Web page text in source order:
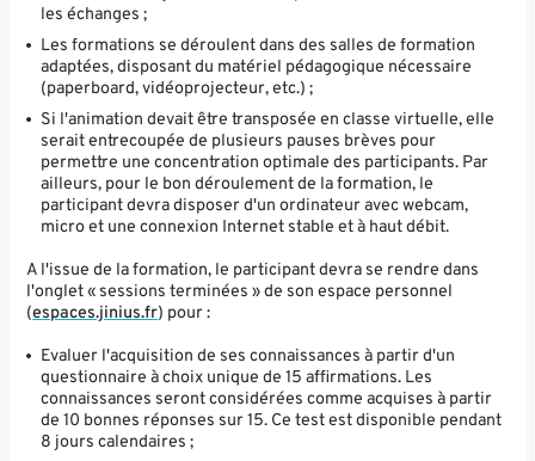
les échanges ;
Les formations se déroulent dans des salles de formation
adaptées, disposant du matériel pédagogique nécessaire
(paperboard, vidéoprojecteur, etc.) ;
Si l'animation devait être transposée en classe virtuelle, elle
serait entrecoupée de plusieurs pauses brèves pour
permettre une concentration optimale des participants. Par
ailleurs, pour le bon déroulement de la formation, le
participant devra disposer d'un ordinateur avec webcam,
micro et une connexion Internet stable et à haut débit.
A l'issue de la formation, le participant devra se rendre dans
l'onglet « sessions terminées » de son espace personnel
(espaces.jinius.fr) pour :
Evaluer l'acquisition de ses connaissances à partir d'un
questionnaire à choix unique de 15 affirmations. Les
connaissances seront considérées comme acquises à partir
de 10 bonnes réponses sur 15. Ce test est disponible pendant
8 jours calendaires ;